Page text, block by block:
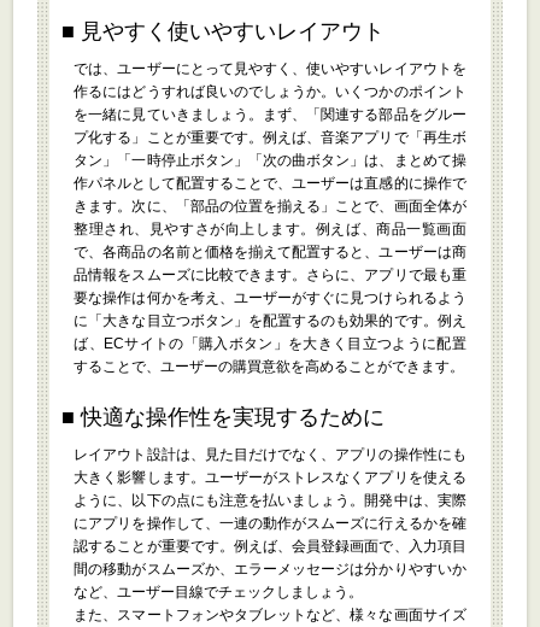
見やすく使いやすいレイアウト
では、ユーザーにとって見やすく、使いやすいレイアウトを
作るにはどうすれば良いのでしょうか。いくつかのポイント
を一緒に見ていきましょう。まず、「関連する部品をグルー
プ化する」ことが重要です。例えば、音楽アプリで「再生ボ
タン」「一時停止ボタン」「次の曲ボタン」は、まとめて操
作パネルとして配置することで、ユーザーは直感的に操作で
きます。次に、「部品の位置を揃える」ことで、画面全体が
整理され、見やすさが向上します。例えば、商品一覧画面
で、各商品の名前と価格を揃えて配置すると、ユーザーは商
品情報をスムーズに比較できます。さらに、アプリで最も重
要な操作は何かを考え、ユーザーがすぐに見つけられるよう
に「大きな目立つボタン」を配置するのも効果的です。例え
ば、ECサイトの「購入ボタン」を大きく目立つように配置
することで、ユーザーの購買意欲を高めることができます。
快適な操作性を実現するために
レイアウト設計は、見た目だけでなく、アプリの操作性にも
大きく影響します。ユーザーがストレスなくアプリを使える
ように、以下の点にも注意を払いましょう。開発中は、実際
にアプリを操作して、一連の動作がスムーズに行えるかを確
認することが重要です。例えば、会員登録画面で、入力項目
間の移動がスムーズか、エラーメッセージは分かりやすいか
など、ユーザー目線でチェックしましょう。
また、スマートフォンやタブレットなど、様々な画面サイズ